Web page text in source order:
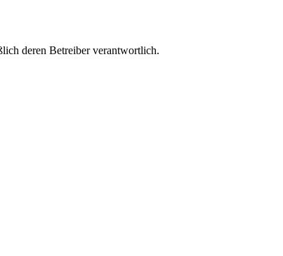
deren Betreiber verantwortlich.